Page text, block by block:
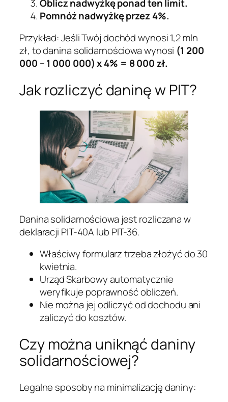
Oblicz nadwyżkę ponad ten limit.
Pomnóż nadwyżkę przez 4%.
Przykład: Jeśli Twój dochód wynosi 1,2 mln
zł, to danina solidarnościowa wynosi (1 200
000 – 1 000 000) x 4% = 8 000 zł.
Jak rozliczyć daninę w PIT?
Danina solidarnościowa jest rozliczana w
deklaracji PIT-40A lub PIT-36.
Właściwy formularz trzeba złożyć do 30
kwietnia.
Urząd Skarbowy automatycznie
weryfikuje poprawność obliczeń.
Nie można jej odliczyć od dochodu ani
zaliczyć do kosztów.
Czy można uniknąć daniny
solidarnościowej?
Legalne sposoby na minimalizację daniny: